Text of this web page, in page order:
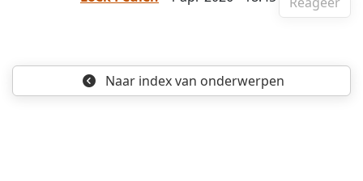
Naar indexvan onderwerpen